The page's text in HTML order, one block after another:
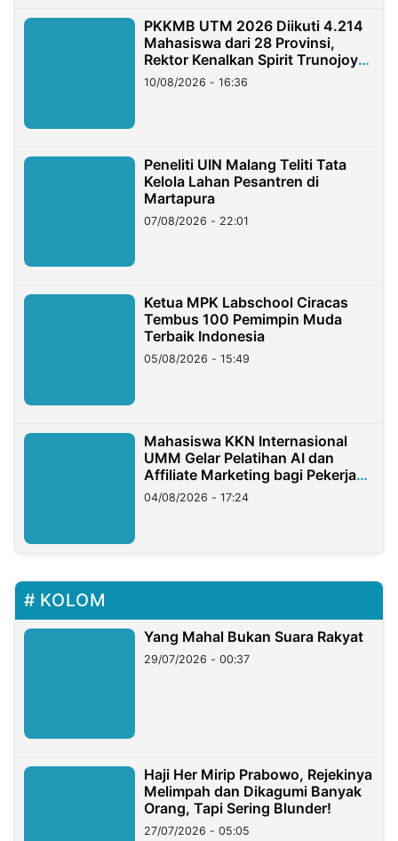
PKKMB UTM 2026 Diikuti 4.214
Mahasiswa dari 28 Provinsi,
Rektor Kenalkan Spirit Trunojoyo
Masa Kini
10/08/2026 - 16:36
Peneliti UIN Malang Teliti Tata
Kelola Lahan Pesantren di
Martapura
07/08/2026 - 22:01
Ketua MPK Labschool Ciracas
Tembus 100 Pemimpin Muda
Terbaik Indonesia
05/08/2026 - 15:49
Mahasiswa KKN Internasional
UMM Gelar Pelatihan AI dan
Affiliate Marketing bagi Pekerja
Migran Indonesia di Taiwan
04/08/2026 - 17:24
KOLOM
Yang Mahal Bukan Suara Rakyat
29/07/2026 - 00:37
Haji Her Mirip Prabowo, Rejekinya
Melimpah dan Dikagumi Banyak
Orang, Tapi Sering Blunder!
27/07/2026 - 05:05